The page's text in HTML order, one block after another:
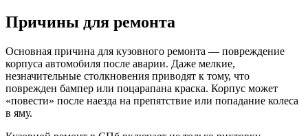
Причины для ремонта
Основная причина для кузовного ремонта — повреждение
корпуса автомобиля после аварии. Даже мелкие,
незначительные столкновения приводят к тому, что
поврежден бампер или поцарапана краска. Корпус может
«повести» после наезда на препятствие или попадание колеса
в яму.